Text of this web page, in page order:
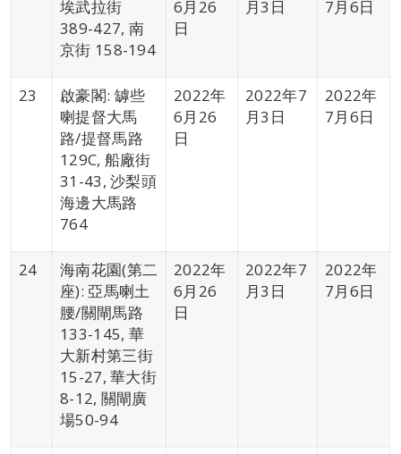
埃武拉街
389-427, 南
京街 158-194
6月26
日
月3日 7月6日
23
啟豪閣: 罅些
喇提督大馬
路/提督馬路
129C, 船廠街
31-43, 沙梨頭
海邊大馬路
764
2022年
6月26
日
2022年7
月3日
2022年
7月6日
24
海南花園(第二
座): 亞馬喇土
腰/關閘馬路
133-145, 華
大新村第三街
15-27, 華大街
8-12, 關閘廣
場50-94
2022年
6月26
日
2022年7
月3日
2022年
7月6日